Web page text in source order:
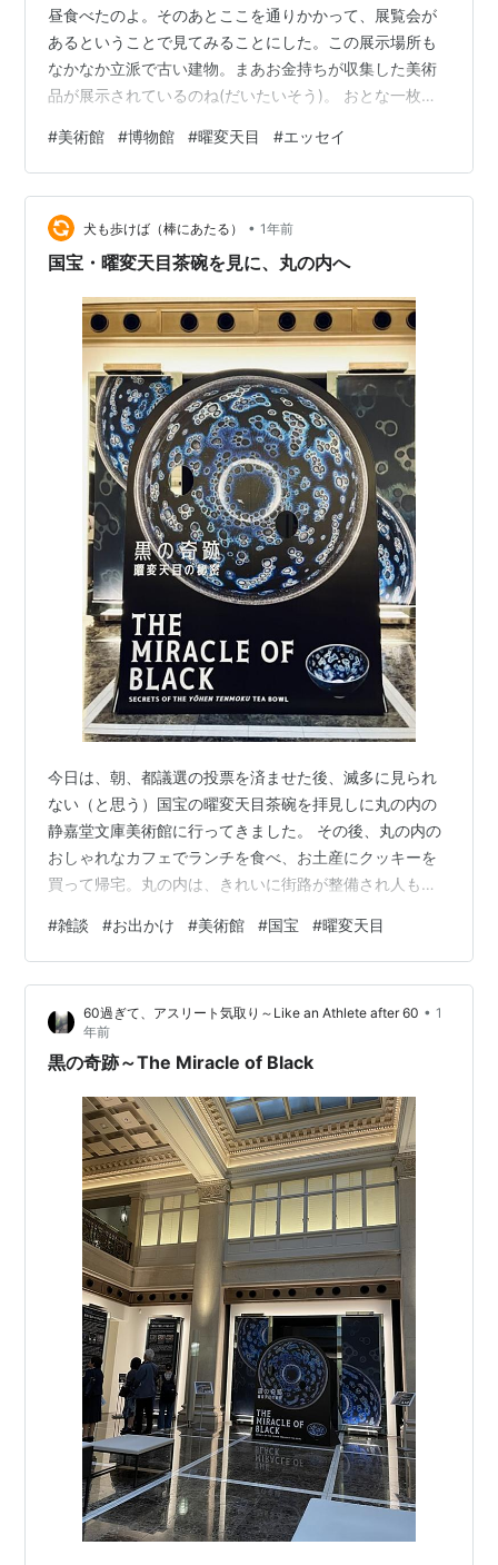
昼食べたのよ。そのあとここを通りかかって、展覧会が
あるということで見てみることにした。この展示場所も
なかなか立派で古い建物。まあお金持ちが収集した美術
品が展示されているのね(だいたいそう)。 おとな一枚
ボリューム。食後の腹ごなしにちょうどいいわ。中に入
ると、あらゆる博覧会に出たお品が並ぶわ。キャプショ
ンには「重要美術品」「未来の国宝」「修復後初公開」
などのアイコンがついて盛り上がっている。 スタート
は、立派なニワトリの屏風だわ。かなり緻密に描いてあ
#美術館 #博物館 #曜変天目 #エッセイ
犬も歩けば（棒にあたる） • 1年前
国宝・曜変天目茶碗を見に、丸の内へ
今日は、朝、都議選の投票を済ませた後、滅多に見られ
ない（と思う）国宝の曜変天目茶碗を拝見しに丸の内の
静嘉堂文庫美術館に行ってきました。 その後、丸の内の
おしゃれなカフェでランチを食べ、お土産にクッキーを
買って帰宅。丸の内は、きれいに街路が整備され人も少
もしれません。物価は高いけど。 静嘉堂文庫美術館「黒
の奇跡・曜変天目の秘密」展 ということで、朝、投票に
言った後、東京・丸の内に出発。日差しが強く、東京駅
から街路樹やビルの影を伝って歩いて美術館のある明治
生命館に到着。 12〜13世紀に中国で作られた曜変天目茶
碗。現存するものは世界に3個しかなく、…
#雑談 #お出かけ #美術館 #国宝 #曜変天目
60過ぎて、アスリート気取り～Like an Athlete after 60 • 1
年前
黒の奇跡～The Miracle of Black